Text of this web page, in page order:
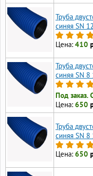
Труба
синяя SN
Цена: 410
Труба
синяя SN
Под заказ.
Цена: 650
Труба
синяя SN
Цена: 650